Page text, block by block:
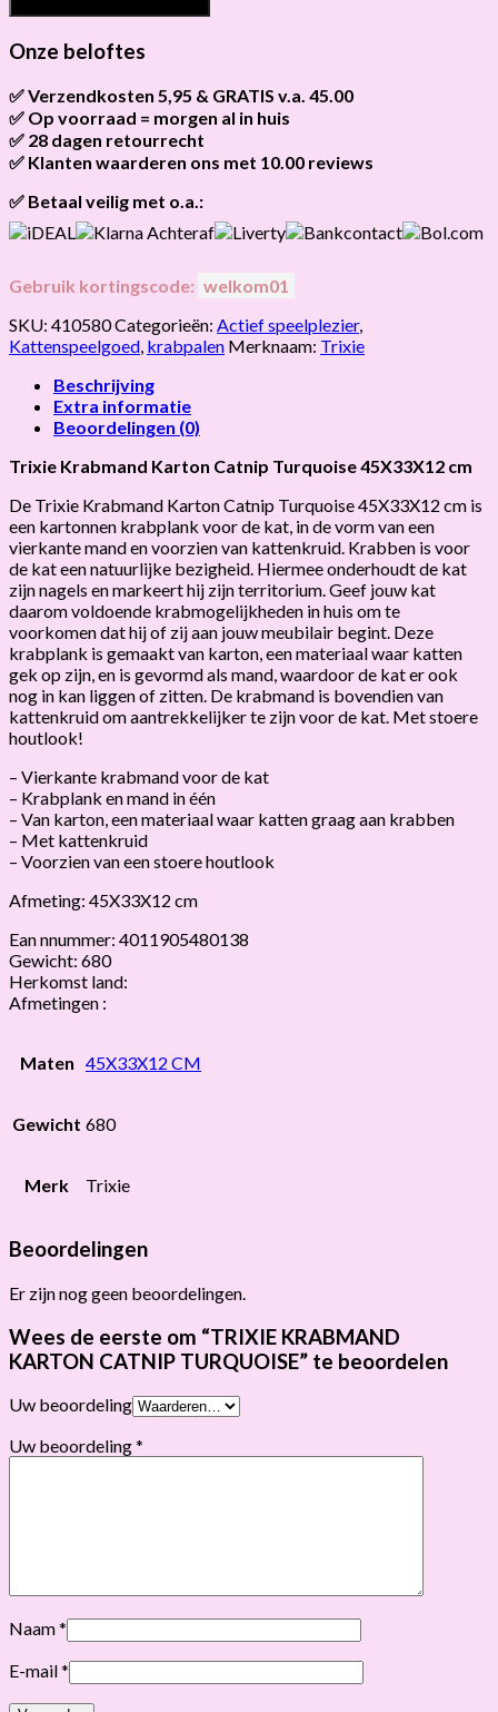
KARTON
CATNIP
TURQUOISE
Onze beloftes
✅ Verzendkosten 5,95 & GRATIS v.a. 45.00
Brievenbus verzendingen zijn 3,95, een pakket 5,95 en
bestellingen v.a. 45,00 worden gratis verzonden.
✅ Op voorraad = morgen al in huis
Als het product op voorraad is en je bestelt vóór 13:00, wordt
hetvandaag nog verzonden.
✅ 28 dagen retourrecht
Niet tevreden? Geen probleem! Je hebt28 dagen
✅ Klanten waarderen ons met 10.00 reviews
✅ Betaal veilig met o.a.:
Gebruik kortingscode: welkom01
SKU: 410580Categorieën: Actief speelplezier,
Kattenspeelgoed krabpalen Merknaam: Trixie
Beschrijving
Extra informatie
Beoordelingen (0)
Trixie Krabmand Karton Catnip Turquoise45X33X12 cm
De Trixie Krabmand Karton Catnip Turquoise 45X33X12 cm is
een kartonnen krabplank voor de kat, in de vorm van een
vierkante mand en voorzien van kattenkruid. Krabben is voor
de kat een natuurlijke bezigheid. Hiermee onderhoudt de kat
zijn nagels en markeert hij zijn territorium. Geef jouw kat
daarom voldoende krabmogelijkheden in huis om te
voorkomen dat hij of zij aan jouw meubilair begint. Deze
krabplank is gemaakt van karton, een materiaal waar katten
gek op zijn, en is gevormd als mand, waardoor de kat er ook
nog in kan liggen of zitten. De krabmand is bovendien van
kattenkruid om aantrekkelijker te zijn voor de kat. Met stoere
houtlook!
– Vierkante krabmand voor de kat
– Krabplank en mand in één
– Van karton, een materiaal waar katten graag aan krabben
– Met kattenkruid
– Voorzien van een stoere houtlook
Afmeting: 45X33X12 cm
Ean nnummer: 4011905480138
Gewicht: 680
Herkomst land:
Afmetingen :
Maten 45X33X12 CM
Gewicht 680
Merk Trixie
Beoordelingen
Er zijn nog geen beoordelingen.
Wees de eerste om “TRIXIE KRABMAND
KARTON CATNIP TURQUOISE” te beoordelen
Uw beoordeling
Uw beoordeling*
Naam*
E-mail*